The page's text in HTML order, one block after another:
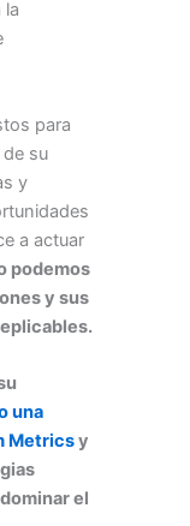
la
para
su
y
a actuar
podemos
y sus
una
Metricsy
el